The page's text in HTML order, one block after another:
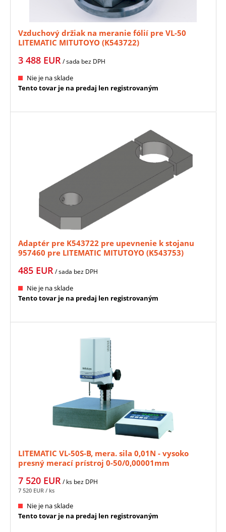
Vzduchový držiak na meranie fólií pre VL-50
LITEMATIC MITUTOYO (K543722)
3 488 EUR/ sada bez DPH
Nie je na sklade
Tento tovar je na predaj len registrovaným
Adaptér pre K543722 pre upevnenie k stojanu
957460 pre LITEMATIC MITUTOYO (K543753)
485 EUR/ sada bez DPH
Nie je na sklade
Tento tovar je na predaj len registrovaným
LITEMATIC VL-50S-B, mera. sila 0,01N - vysoko
presný merací prístroj 0-50/0,00001mm
7 520 EUR/ ks bez DPH
7 520 EUR / ks
Nie je na sklade
Tento tovar je na predaj len registrovaným